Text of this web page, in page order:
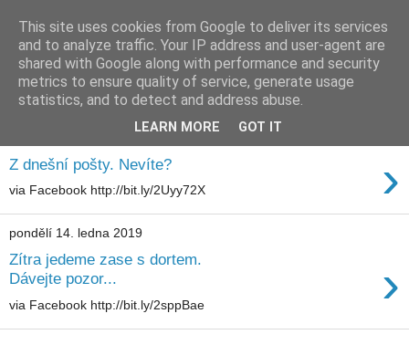
waldhans.cz
Kavárenský outdoor a alkoholizmus
Z dnešní pošty. Nevíte? ›
via Facebook http://bit.ly/2Uyy72X
pondělí 14. ledna 2019
Zítra jedeme zase s dortem.
Dávejte pozor...
›
via Facebook http://bit.ly/2sppBae
This site uses cookies from Google to deliver its services
and to analyze traffic. Your IP address and user-agent are
shared with Google along with performance and security
metrics to ensure quality of service, generate usage
statistics, and to detect and address abuse.
LEARN MORE GOT IT